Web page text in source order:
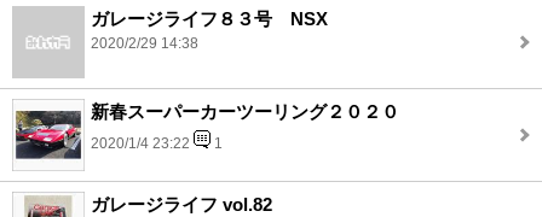
ガレージライフ８３号 NSX
2020/2/29 14:38
新春スーパーカーツーリング２０２０
2020/1/4 23:22 1
ガレージライフ vol.82